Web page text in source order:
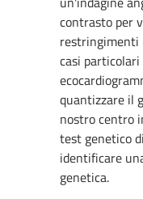
contrasto per
restringimenti
casi particolari
quantizzare il
nostro centro
test genetico
identificare
genetica.